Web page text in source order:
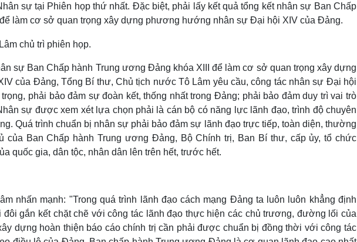
sự tại Phiên họp thứ nhất. Đặc biệt, phải lấy kết quả tổng kết nhân sự Ban Chấp
làm cơ sở quan trọng xây dựng phương hướng nhân sự Đại hội XIV của Đảng.
sự Ban Chấp hành Trung ương Đảng khóa XIII để làm cơ sở quan trọng xây dựng
của Đảng, Tổng Bí thư, Chủ tịch nước Tô Lâm yêu cầu, công tác nhân sự Đại hội
phải bảo đảm sự đoàn kết, thống nhất trong Đảng; phải bảo đảm duy trì vai trò
sự được xem xét lựa chọn phải là cán bộ có năng lực lãnh đạo, trình độ chuyên
Quá trình chuẩn bị nhân sự phải bảo đảm sự lãnh đạo trực tiếp, toàn diện, thường
của Ban Chấp hành Trung ương Đảng, Bộ Chính trị, Ban Bí thư, cấp ủy, tổ chức
quốc gia, dân tộc, nhân dân lên trên hết, trước hết.
nhấn mạnh: "Trong quá trình lãnh đạo cách mạng Đảng ta luôn luôn khẳng định
gắn kết chặt chẽ với công tác lãnh đạo thực hiện các chủ trương, đường lối của
dựng hoàn thiện báo cáo chính trị cần phải được chuẩn bị đồng thời với công tác